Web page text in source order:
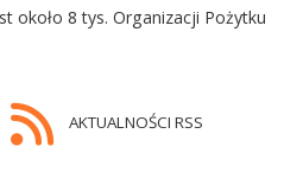
około 8 tys. Organizacji Pożytku
AKTUALNOŚCI RSS